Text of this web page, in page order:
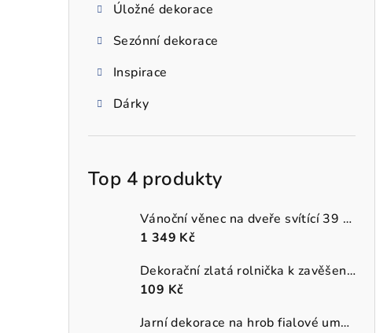
Úložné dekorace
Sezónní dekorace
Inspirace
Dárky
Top 4 produkty
Vánoční věnec na dveře svítící 39 cm
1 349 Kč
Dekorační zlatá rolnička k zavěšení 10 cm
109 Kč
Jarní dekorace na hrob fialové umělé macešky v šedém truhlíku